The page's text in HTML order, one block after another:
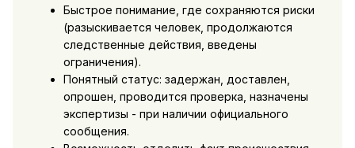
Быстрое понимание, где сохраняются риски
(разыскивается человек, продолжаются
следственные действия, введены
ограничения).
Понятный статус: задержан, доставлен,
опрошен, проводится проверка, назначены
экспертизы - при наличии официального
сообщения.